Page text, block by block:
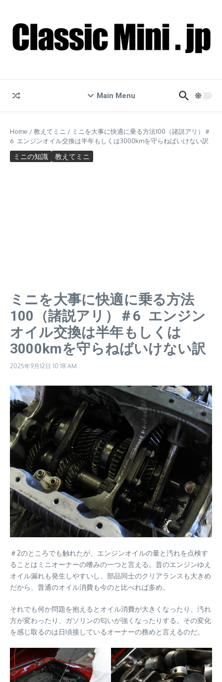
Main Menu
Home /教えてミニ / ミニを大事に快適に乗る方法100（諸説アリ）＃
6 エンジンオイル交換は半年もしくは3000kmを守らねばいけない訳
ミニの知識 教えてミニ
ミニを大事に快適に乗る方法
100（諸説アリ）＃6 エンジン
オイル交換は半年もしくは
3000kmを守らねばいけない訳
2025年9月12日 10:18 AM
＃2のところでも触れたが、エンジンオイルの量と汚れを点検す
ることはミニオーナーの嗜みの一つと言える。昔のエンジンゆえ
オイル漏れも発生しやすいし、部品同士のクリアランスも大きめ
だから、普通のオイル消費も今のと比べれば多め。
それでも何か問題を抱えるとオイル消費が大きくなったり、汚れ
方が変わったり、ガソリンの匂いが強くなったりする。その変化
を感じ取るのは日頃接しているオーナーの務めと言えるのだ。